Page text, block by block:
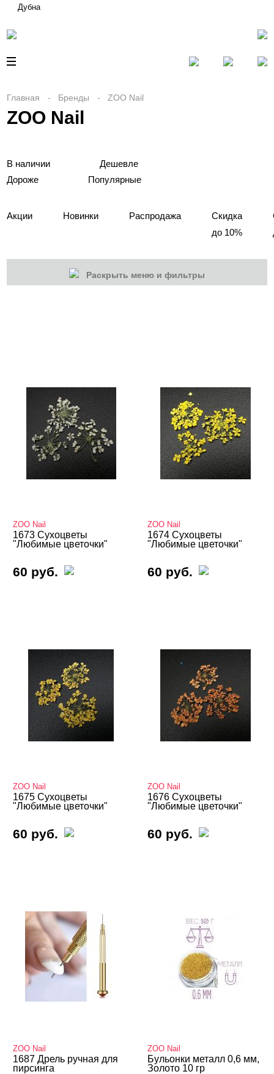
Дубна
Главная Бренды ZOO Nail
ZOO Nail
В наличии
Дешевле
Дороже
Популярные
Акции Новинки Распродажа
Скидка
до 10%
Раскрыть меню и фильтры
ZOO Nail
1673 Сухоцветы
"Любимые цветочки"
60 руб.
ZOO Nail
1674 Сухоцветы
"Любимые цветочки"
60 руб.
ZOO Nail
1675 Сухоцветы
"Любимые цветочки"
60 руб.
ZOO Nail
1676 Сухоцветы
"Любимые цветочки"
60 руб.
ZOO Nail
1687 Дрель ручная для
пирсинга
ZOO Nail
Бульонки металл 0,6 мм,
Золото 10 гр